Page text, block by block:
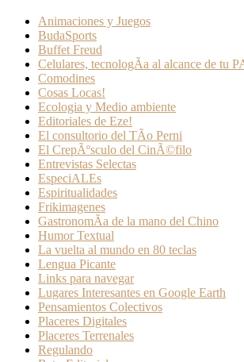
Animaciones y Juegos
BudaSports
Buffet Freud
Celulares, tecnologÃ­a al alcance de tu
Comodines
Cosas Locas!
Ecologia y Medio ambiente
Editoriales de Eze!
El consultorio del TÃ­o Perni
El CrepÃºsculo del CinÃ©filo
Entrevistas Selectas
EspeciALEs
Espiritualidades
Frikimagenes
GastronomÃ­a de la mano del Chino
Humor Textual
La vuelta al mundo en 80 teclas
Lengua Picante
Links para navegar
Lugares Interesantes en Google Earth
Pensamientos Colectivos
Placeres Digitales
Placeres Terrenales
Regulando